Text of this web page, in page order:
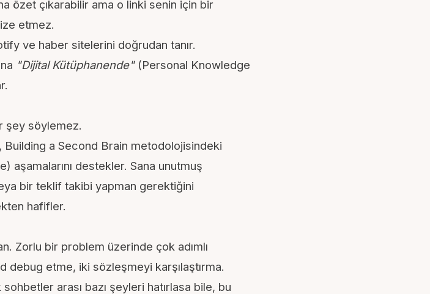
özet çıkarabilir ama o linki senin için bir
etmez.
ve haber sitelerini doğrudan tanır.
"Dijital Kütüphanende"(Personal Knowledge
şey söylemez.
Building a Second Brain metodolojisindeki
aşamalarını destekler. Sana unutmuş
bir teklif takibi yapman gerektiğini
hafifler.
Zorlu bir problem üzerinde çok adımlı
debug etme, iki sözleşmeyi karşılaştırma.
arası bazı şeyleri hatırlasa bile, bu